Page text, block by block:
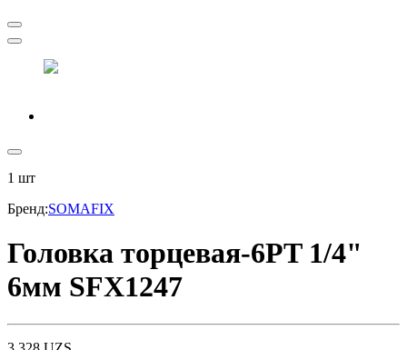
1 шт
Бренд:SOMAFIX
Головка торцевая-6PT 1/4"
6мм SFX1247